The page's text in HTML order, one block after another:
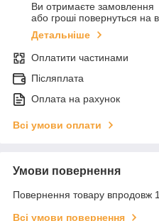
Ви отримаєте замовлення
або гроші повернуться на
Детальніше
Оплатити частинами
Післяплата
Оплата на рахунок
Всі умови оплати
Умови повернення
Повернення товару впродовж
Всі умови повернення